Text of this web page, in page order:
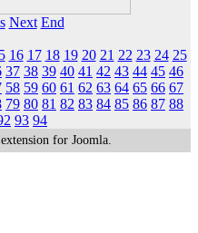
Next End
16 17 18 19 20 21 22 23 24 25
37 38 39 40 41 42 43 44 45 46
58 59 60 61 62 63 64 65 66 67
79 80 81 82 83 84 85 86 87 88
93 94
extension for Joomla.